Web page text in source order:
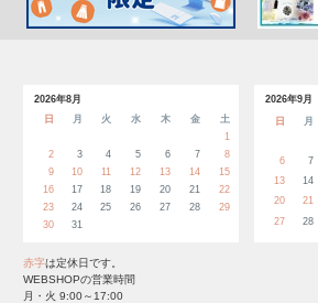
2026年8月
日
月 火 水 木 金
土
1
2
3 4 5 6 7
8
9
10 11 12 13 14
15
16
17 18 19 20 21
22
23
24 25 26 27 28
29
30
31
2026年9月
日
月
6
7
13
14
20
21
27
28
赤字は定休日です。
WEBSHOPの営業時間
月・火 9:00～17:00